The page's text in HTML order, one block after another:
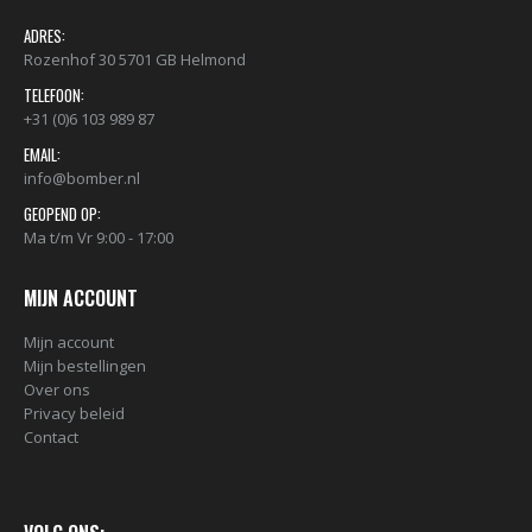
0out of 5
€5,80
0 out of 5
€1,95
0 out of 5
€1,95
ADRES:
Rozenhof 30 5701 GB Helmond
TELEFOON:
+31 (0)6 103 989 87
EMAIL:
info@bomber.nl
GEOPEND OP:
Ma t/m Vr 9:00 - 17:00
MIJN ACCOUNT
Mijn account
Mijn bestellingen
Over ons
Privacy beleid
Contact